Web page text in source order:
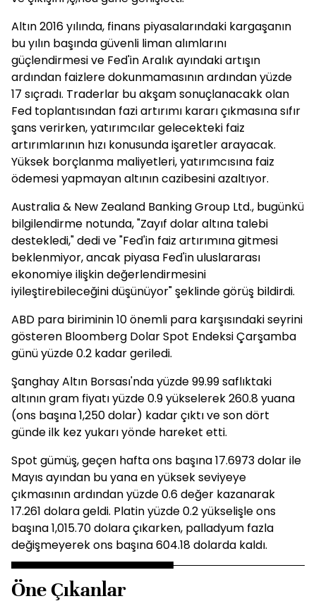
Altın 2016 yılında, finans piyasalarındaki kargaşanın
bu yılın başında güvenli liman alımlarını
güçlendirmesi ve Fed'in Aralık ayındaki artışın
ardından faizlere dokunmamasının ardından yüzde
17 sıçradı. Traderlar bu akşam sonuçlanacakk olan
Fed toplantısından fazi artırımı kararı çıkmasına sıfır
şans verirken, yatırımcılar gelecekteki faiz
artırımlarının hızı konusunda işaretler arayacak.
Yüksek borçlanma maliyetleri, yatırımcısına faiz
ödemesi yapmayan altının cazibesini azaltıyor.
Australia & New Zealand Banking Group Ltd., bugünkü
bilgilendirme notunda, "Zayıf dolar altına talebi
destekledi," dedi ve "Fed'in faiz artırımına gitmesi
beklenmiyor, ancak piyasa Fed'in uluslararası
ekonomiye ilişkin değerlendirmesini
iyileştirebileceğini düşünüyor" şeklinde görüş bildirdi.
ABD para biriminin 10 önemli para karşısındaki seyrini
gösteren Bloomberg Dolar Spot Endeksi Çarşamba
günü yüzde 0.2 kadar geriledi.
Şanghay Altın Borsası'nda yüzde 99.99 saflıktaki
altının gram fiyatı yüzde 0.9 yükselerek 260.8 yuana
(ons başına 1,250 dolar) kadar çıktı ve son dört
günde ilk kez yukarı yönde hareket etti.
Spot gümüş, geçen hafta ons başına 17.6973 dolar ile
Mayıs ayından bu yana en yüksek seviyeye
çıkmasının ardından yüzde 0.6 değer kazanarak
17.261 dolara geldi. Platin yüzde 0.2 yükselişle ons
başına 1,015.70 dolara çıkarken, palladyum fazla
değişmeyerek ons başına 604.18 dolarda kaldı.
Öne Çıkanlar